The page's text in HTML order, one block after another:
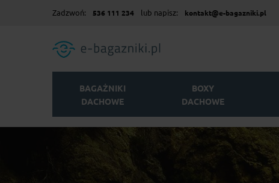
Zadzwoń: 536 111 234 lub napisz: kontakt@e-bagazniki.pl
BAGAŻNIKI
DACHOWE
BOXY
DACHOWE